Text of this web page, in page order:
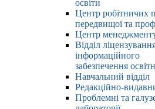
освіти
Центр робітничих
передвищої та
Центр менеджменту
Відділ
інформаційного
забезпечення
Навчальний відділ
Редакційно-
Проблемні та